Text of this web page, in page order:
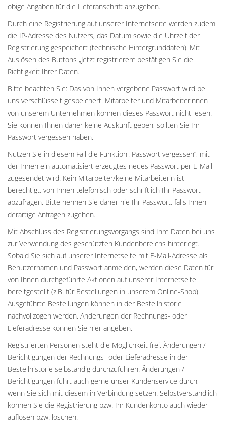
obige Angaben für die Lieferanschrift anzugeben.
Durch eine Registrierung auf unserer Internetseite werden zudem
die IP-Adresse des Nutzers, das Datum sowie die Uhrzeit der
Registrierung gespeichert (technische Hintergrunddaten). Mit
Auslösen des Buttons „Jetzt registrieren“ bestätigen Sie die
Richtigkeit Ihrer Daten.
Bitte beachten Sie: Das von Ihnen vergebene Passwort wird bei
uns verschlüsselt gespeichert. Mitarbeiter und Mitarbeiterinnen
von unserem Unternehmen können dieses Passwort nicht lesen.
Sie können Ihnen daher keine Auskunft geben, sollten Sie Ihr
Passwort vergessen haben.
Nutzen Sie in diesem Fall die Funktion „Passwort vergessen“, mit
der Ihnen ein automatisiert erzeugtes neues Passwort per E-Mail
zugesendet wird. Kein Mitarbeiter/keine Mitarbeiterin ist
berechtigt, von Ihnen telefonisch oder schriftlich Ihr Passwort
abzufragen. Bitte nennen Sie daher nie Ihr Passwort, falls Ihnen
derartige Anfragen zugehen.
Mit Abschluss des Registrierungsvorgangs sind Ihre Daten bei uns
zur Verwendung des geschützten Kundenbereichs hinterlegt.
Sobald Sie sich auf unserer Internetseite mit E-Mail-Adresse als
Benutzernamen und Passwort anmelden, werden diese Daten für
von Ihnen durchgeführte Aktionen auf unserer Internetseite
bereitgestellt (z.B. für Bestellungen in unserem Online-Shop).
Ausgeführte Bestellungen können in der Bestellhistorie
nachvollzogen werden. Änderungen der Rechnungs- oder
Lieferadresse können Sie hier angeben.
Registrierten Personen steht die Möglichkeit frei, Änderungen /
Berichtigungen der Rechnungs- oder Lieferadresse in der
Bestellhistorie selbständig durchzuführen. Änderungen /
Berichtigungen führt auch gerne unser Kundenservice durch,
wenn Sie sich mit diesem in Verbindung setzen. Selbstverständlich
können Sie die Registrierung bzw. Ihr Kundenkonto auch wieder
auflösen bzw. löschen.